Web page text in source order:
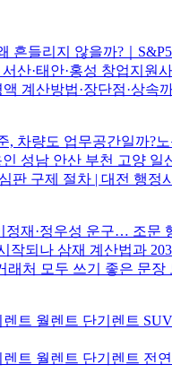
들리지 않을까?｜
산·태안·홍성 창업지원
계산방법·장단점·상속
, 차량도 업무공간일까?
성남 안산 부천 고양 일
판 구제 절차 | 대전 행
재·정우성 운구… 조문
작되나 삼재 계산법과
래처 모두 쓰기 좋은 문장
트 월렌트 단기렌트
트 월렌트 단기렌트 전